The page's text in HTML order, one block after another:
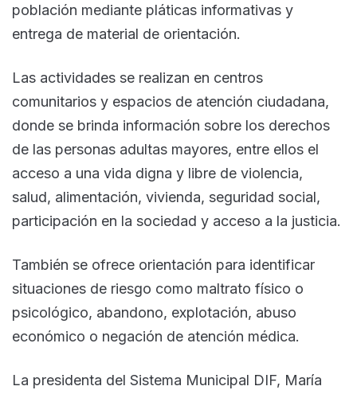
población mediante pláticas informativas y
entrega de material de orientación.
Las actividades se realizan en centros
comunitarios y espacios de atención ciudadana,
donde se brinda información sobre los derechos
de las personas adultas mayores, entre ellos el
acceso a una vida digna y libre de violencia,
salud, alimentación, vivienda, seguridad social,
participación en la sociedad y acceso a la justicia.
También se ofrece orientación para identificar
situaciones de riesgo como maltrato físico o
psicológico, abandono, explotación, abuso
económico o negación de atención médica.
La presidenta del Sistema Municipal DIF, María